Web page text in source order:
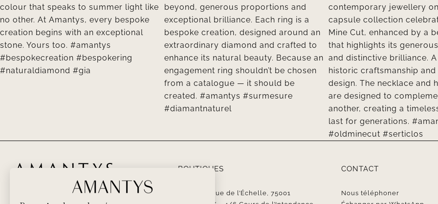
BOUTIQUES
PARIS – 5 Rue de l’Échelle, 75001
CONTACT
Nous téléphoner